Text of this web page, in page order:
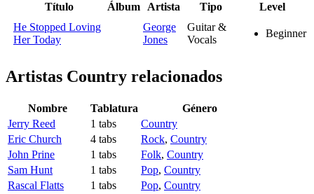
Título Álbum Artista Tipo
Level
He Stopped Loving
Her Today
George
Jones
Guitar &
Vocals
Beginner
Artistas Country relacionados
Nombre Tablatura
Género
Jerry Reed
1 tabs
Country
Eric Church
4 tabs Rock, Country
John Prine
1 tabs Folk, Country
Sam Hunt
1 tabs Pop, Country
Rascal Flatts
1 tabs Pop, Country